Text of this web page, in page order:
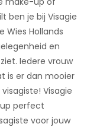
ben je bij Visagie
Wies Hollands
en
Iedere vrouw
is er dan mooier
Visagie
perfect
voor jouw